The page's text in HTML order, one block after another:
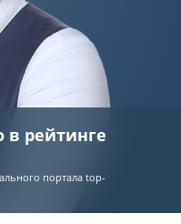
в рейтинге
порталаtop-